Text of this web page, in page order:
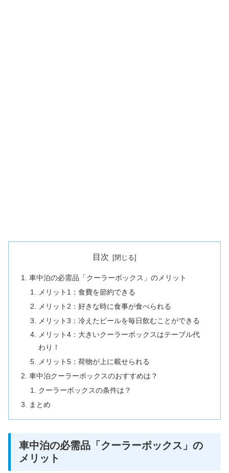
目次
車中泊の必需品「クーラーボックス」のメリット
メリット1：食費を節約できる
メリット2：好きな時に食事が食べられる
メリット3：冷えたビールを毎日飲むことができる
メリット4：大きいクーラーボックスはテーブル代
わり！
メリット5：荷物が上に載せられる
車中泊クーラーボックスのおすすめは？
クーラーボックスの条件は？
まとめ
車中泊の必需品「クーラーボックス」の
メリット